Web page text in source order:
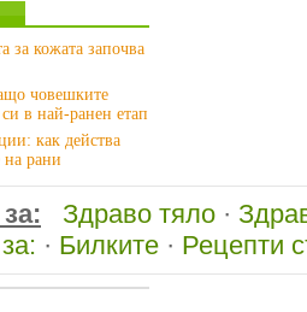
за кожата започва
човешките
в най-ранен етап
как действа
рани
Здраво тяло ·
· Билките · Рецепти